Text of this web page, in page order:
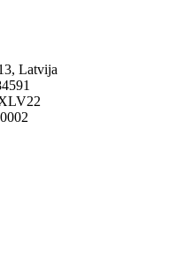
Latvija